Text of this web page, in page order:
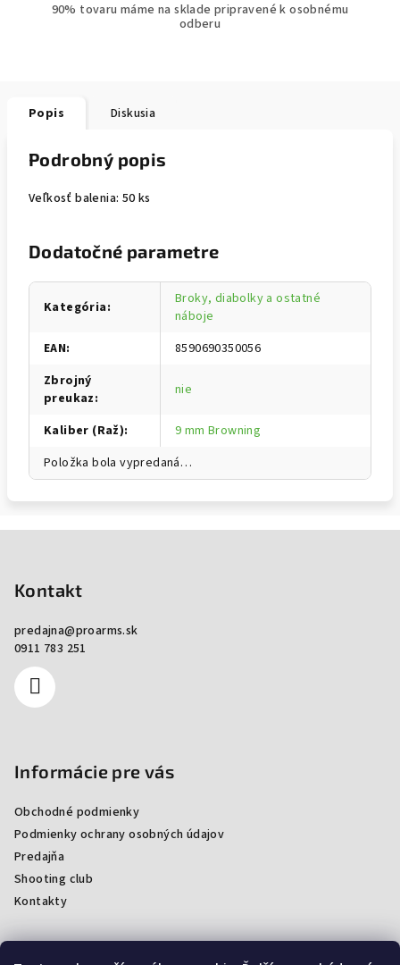
90% tovaru máme na sklade pripravené k osobnému
odberu
Popis Diskusia
Podrobný popis
Veľkosť balenia: 50 ks
Dodatočné parametre
Kategória:
Broky, diabolky a ostatné
náboje
EAN:
8590690350056
Zbrojný
preukaz: nie
Kaliber (Raž):
9 mm Browning
Položka bola vypredaná…
Kontakt
predajna@proarms.sk
0911 783 251
Informácie pre vás
Obchodné podmienky
Podmienky ochrany osobných údajov
Predajňa
Shooting club
Kontakty